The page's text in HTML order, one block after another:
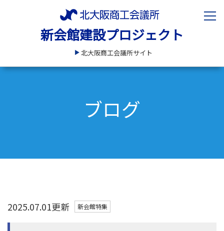
新会館建設プロジェクト
北大阪商工会議所サイト
ブログ
2025.07.01更新 新会館特集